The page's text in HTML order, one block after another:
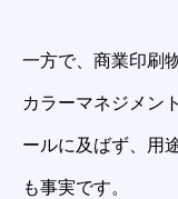
一方で、商業印刷
カラーマネジメン
ールに及ばず、用
も事実です。